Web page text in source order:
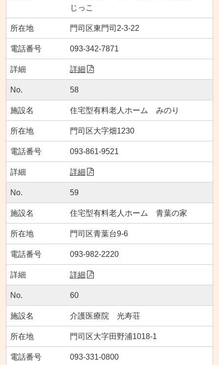
じっこ
門司区東門司2-3-22
093-342-7871
詳細
58
住宅型有料老人ホーム みのり
門司区大字畑1230
093-861-9521
詳細
59
住宅型有料老人ホーム 青葉の家
門司区青葉台9-6
093-982-2220
詳細
60
介護医療院 光寿荘
門司区大字田野浦1018-1
093-331-0800